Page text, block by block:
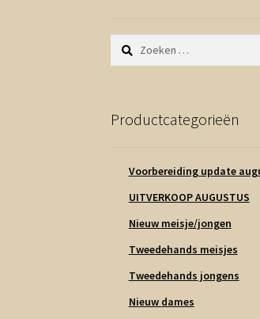
Zoeken
naar:
Productcategorieën
Voorbereiding update
UITVERKOOP AUGUSTUS
Nieuw meisje/jongen
Tweedehands meisjes
Tweedehands jongens
Nieuw dames